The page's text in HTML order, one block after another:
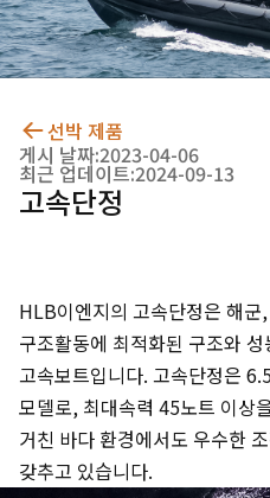
선박 제품
게시 날짜:2023-04-06
최근 업데이트:2024-09-13
고속단정
HLB이엔지의 고속단정은 해
구조활동에 최적화된 구조와
고속보트입니다. 고속단정은
모델로, 최대속력 45노트 이상
거친 바다 환경에서도 우수한
갖추고 있습니다.